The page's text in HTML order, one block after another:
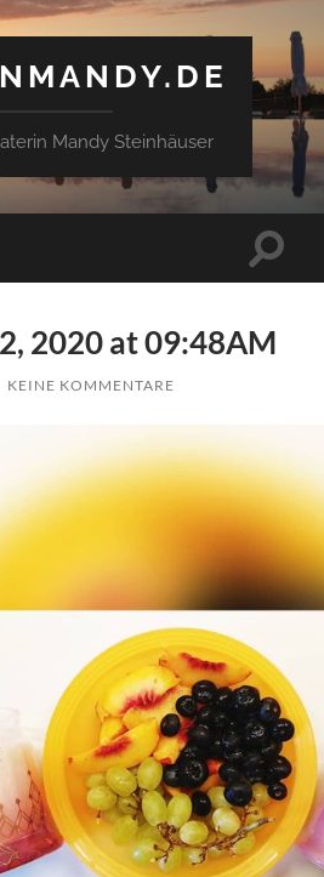
Mandy Steinhäuser
2020 at 09:48AM
KEINE KOMMENTARE